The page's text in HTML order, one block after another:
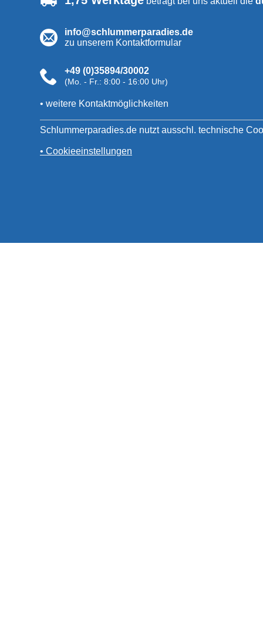
info@schlummerparadies.de
zu unserem Kontaktformular
+49 (0)35894/30002
(Mo. - Fr.: 8:00 - 16:00 Uhr)
• weitere Kontaktmöglichkeiten
Schlummerparadies.de nutzt ausschl. technische
• Cookieeinstellungen